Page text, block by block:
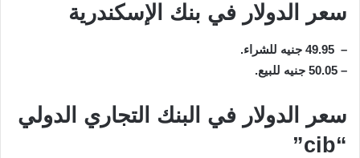
سعر الدولار في بنك الإسكندرية
– 49.95 جنيه للشراء.
– 50.05 جنيه للبيع.
سعر الدولار في البنك التجاري الدولي
“cib”